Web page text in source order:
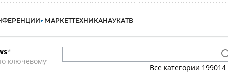
МАРКЕТТЕХНИКАНАУКАТВ
*
ключевому
Все категории 199014